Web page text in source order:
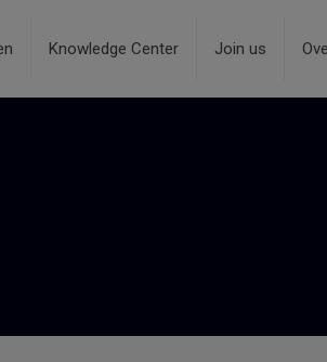
Knowledge Center Join us